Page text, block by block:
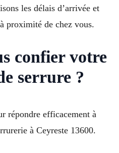
les délais d’arrivée et
proximité de chez vous.
confier votre
serrure ?
répondre efficacement à
à Ceyreste 13600.